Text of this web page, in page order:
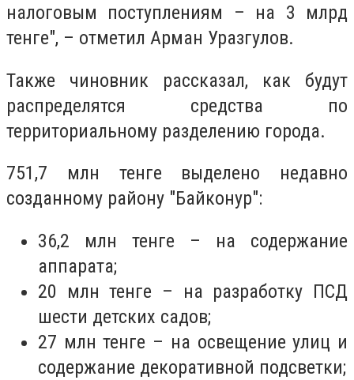
налоговым поступлениям – на 3 млрд
тенге", – отметил Арман Уразгулов.
Также чиновник рассказал, как будут
распределятся средства по
территориальному разделению города.
751,7 млн тенге выделено недавно
созданному району "Байконур":
36,2 млн тенге – на содержание
аппарата;
20 млн тенге – на разработку ПСД
шести детских садов;
27 млн тенге – на освещение улиц и
содержание декоративной подсветки;